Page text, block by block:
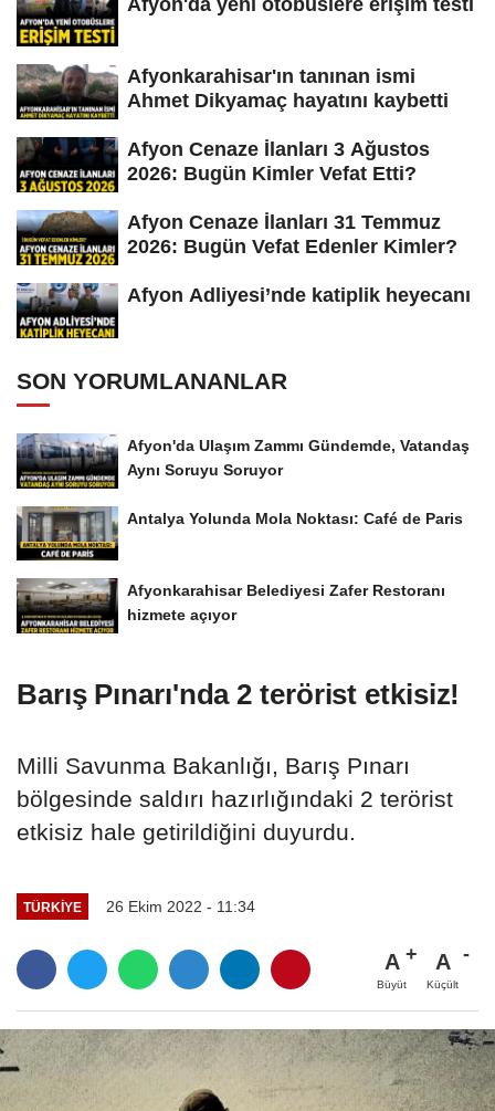
Afyonkarahisar'ın tanınan ismi
Ahmet Dikyamaç hayatını kaybetti
Afyon Cenaze İlanları 3 Ağustos
2026: Bugün Kimler Vefat Etti?
Afyon Cenaze İlanları 31 Temmuz
2026: Bugün Vefat Edenler Kimler?
Afyon Adliyesi’nde katiplik heyecanı
SON YORUMLANANLAR
Afyon'da Ulaşım Zammı Gündemde, Vatandaş
Aynı Soruyu Soruyor
Antalya Yolunda Mola Noktası: Café de Paris
Afyonkarahisar Belediyesi Zafer Restoranı
hizmete açıyor
Barış Pınarı'nda 2 terörist etkisiz!
Milli Savunma Bakanlığı, Barış Pınarı
bölgesinde saldırı hazırlığındaki 2 terörist
etkisiz hale getirildiğini duyurdu.
TÜRKIYE 26 Ekim 2022 - 11:34
A
Büyüt
A
Küçült